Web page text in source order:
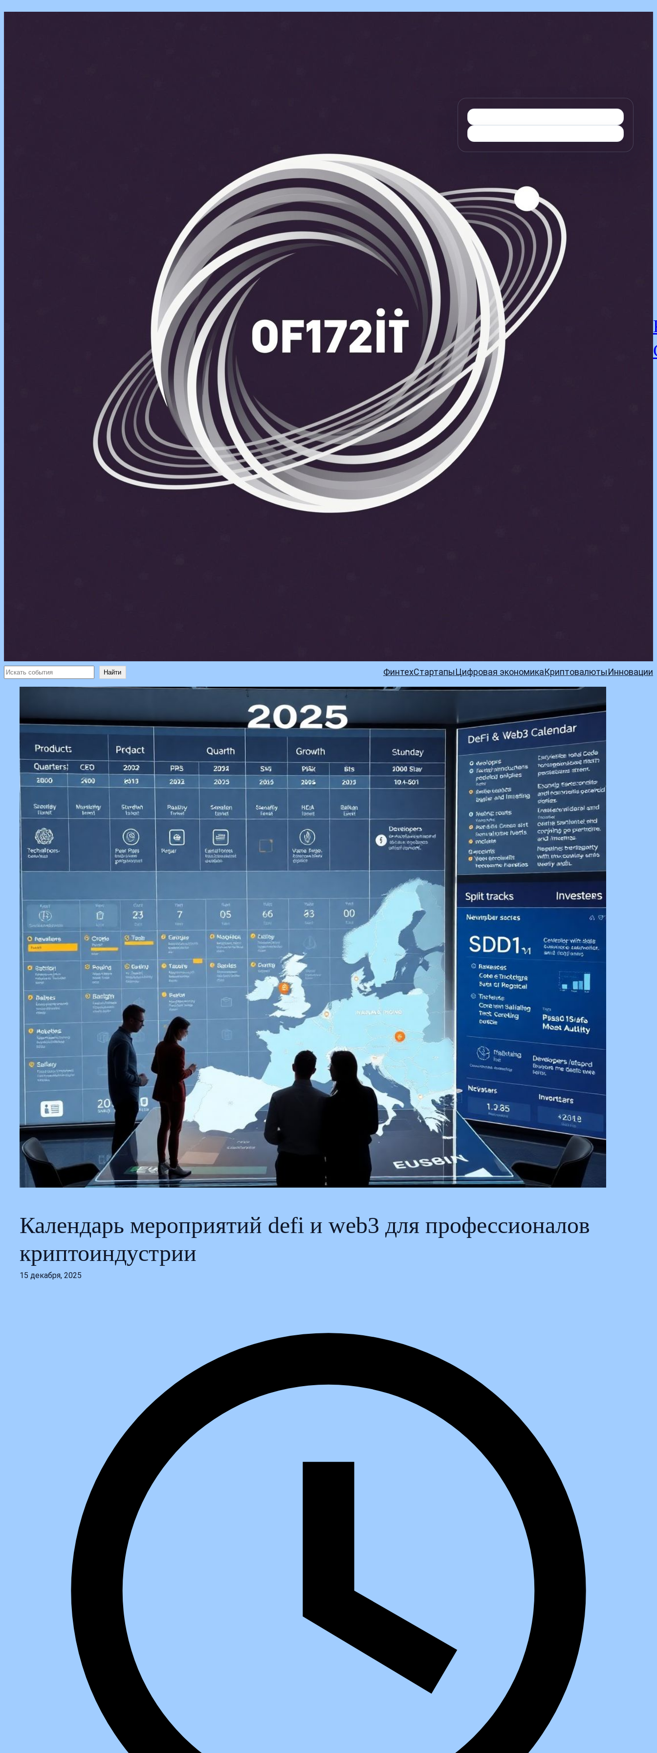
Перейти
Поиск Найти ФинтехСтартапыЦифровая экономикаКриптовалютыИнновации
Календарь мероприятий defi и web3 для профессионалов
криптоиндустрии
15 декабря, 2025